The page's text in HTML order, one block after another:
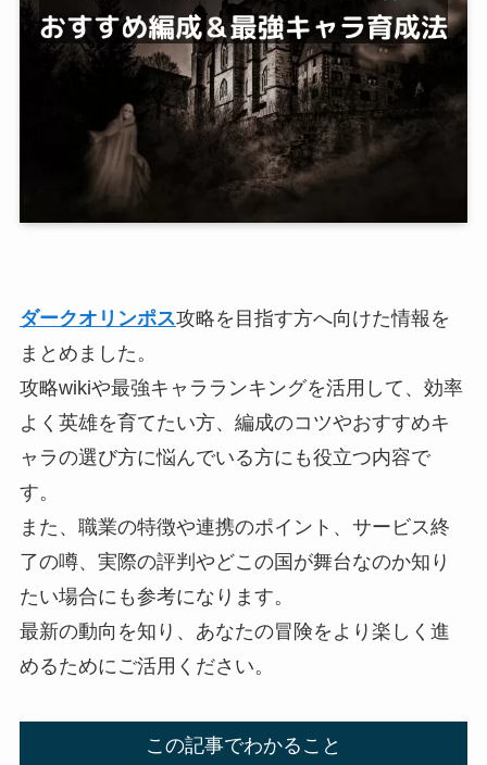
ダークオリンポス攻略を目指す方へ向けた情報を
まとめました。
攻略wikiや最強キャラランキングを活用して、効率
よく英雄を育てたい方、編成のコツやおすすめキ
ャラの選び方に悩んでいる方にも役立つ内容で
す。
また、職業の特徴や連携のポイント、サービス終
了の噂、実際の評判やどこの国が舞台なのか知り
たい場合にも参考になります。
最新の動向を知り、あなたの冒険をより楽しく進
めるためにご活用ください。
この記事でわかること